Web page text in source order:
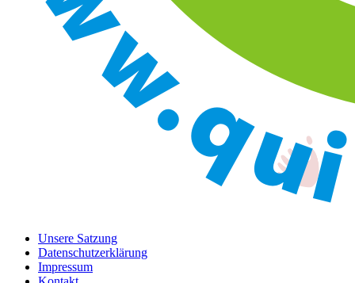
Unsere Satzung
Datenschutzerklärung
Impressum